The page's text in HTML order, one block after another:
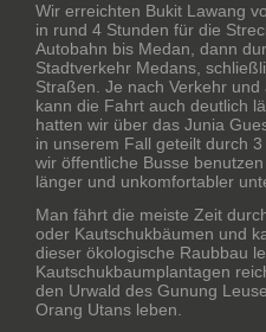
Wir erreichten Bukit Lawang
in rund 4 Stunden für die
Autobahn bis Medan, dann
Stadtverkehr Medans,
Straßen. Je nach Verkehr
kann die Fahrt auch deutlich
hatten wir über das Junia
in unserem Fall geteilt durch
wir öffentliche Busse
länger und unkomfortabler
Man fährt die meiste Zeit
oder Kautschukbäumen und
dieser ökologische Raubbau
Kautschukbaumplantagen
den Urwald des Gunung
Orang Utans leben.